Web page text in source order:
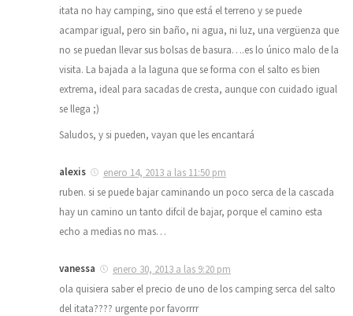
itata no hay camping, sino que está el terreno y se puede
acampar igual, pero sin baño, ni agua, ni luz, una vergüenza que
no se puedan llevar sus bolsas de basura….es lo único malo de la
visita. La bajada a la laguna que se forma con el salto es bien
extrema, ideal para sacadas de cresta, aunque con cuidado igual
se llega ;)
Saludos, y si pueden, vayan que les encantará
alexis
enero 14, 2013 a las 11:50 pm
ruben. si se puede bajar caminando un poco serca de la cascada
hay un camino un tanto difcil de bajar, porque el camino esta
echo a medias no mas…
vanessa
enero 30, 2013 a las 9:20 pm
ola quisiera saber el precio de uno de los camping serca del salto
del itata???? urgente por favorrrr